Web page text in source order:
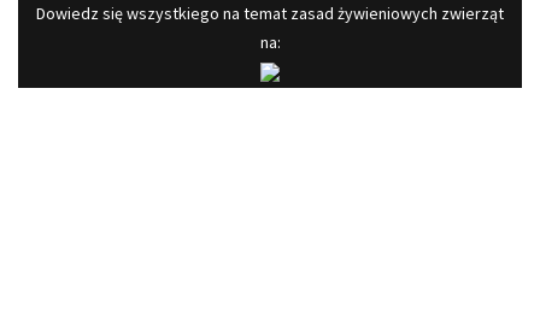
​Dowiedz się wszystkiego na temat zasad żywieniowych zwierząt
na: